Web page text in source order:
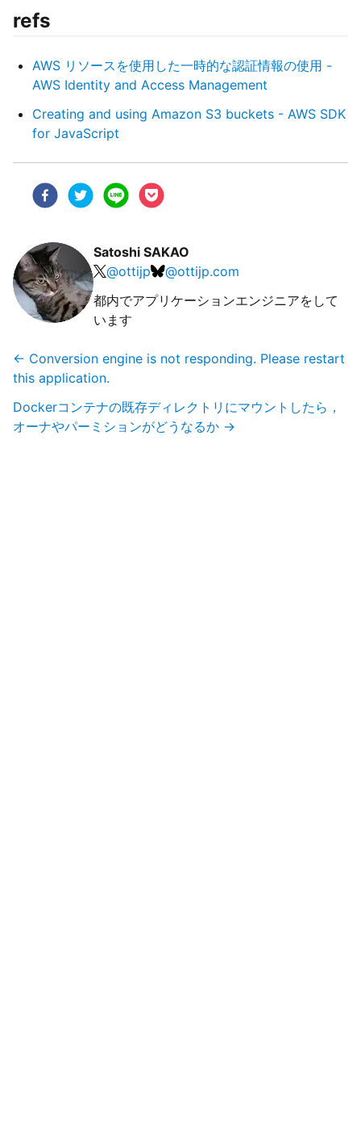
refs
AWS リソースを使用した一時的な認証情報の使用 -
AWS Identity and Access Management
Creating and using Amazon S3 buckets - AWS SDK
for JavaScript
Satoshi SAKAO
@ottijp @ottijp.com
都内でアプリケーションエンジニアをして
います
← Conversion engine is not responding. Please restart
this application.
Dockerコンテナの既存ディレクトリにマウントしたら，
オーナやパーミションがどうなるか →